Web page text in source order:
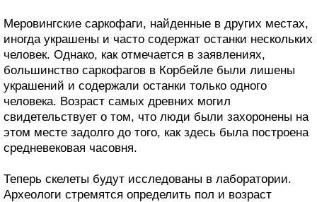
Меровингские саркофаги, найденные в других местах,
иногда украшены и часто содержат останки нескольких
человек. Однако, как отмечается в заявлениях,
большинство саркофагов в Корбейле были лишены
украшений и содержали останки только одного
человека. Возраст самых древних могил
свидетельствует о том, что люди были захоронены на
этом месте задолго до того, как здесь была построена
средневековая часовня.
Теперь скелеты будут исследованы в лаборатории.
Археологи стремятся определить пол и возраст